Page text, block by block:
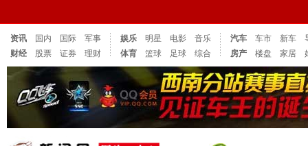
资讯 国内 国际
军事
财经
股票 证券 理财
娱乐 明星 电影
音乐
体育
篮球 足球 综合
汽车 车市 新车
房产
楼盘 家居